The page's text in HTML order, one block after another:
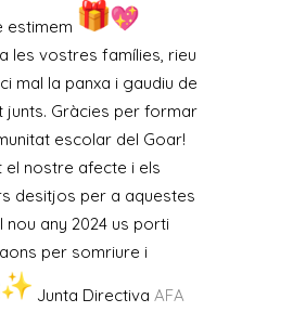
estimem
les vostres famílies, rieu
mal la panxa i gaudiu de
junts. Gràcies per formar
escolar del Goar!
el nostre afecte i els
desitjos per a aquestes
nou any 2024 us porti
per somriure i
Junta Directiva AFA